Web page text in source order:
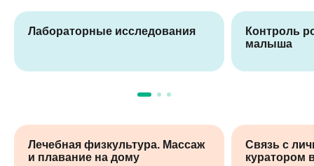
Лабораторные исследования
Контроль
малыша
Лечебная физкультура. Массаж
и плавание на дому
Связь с
куратором